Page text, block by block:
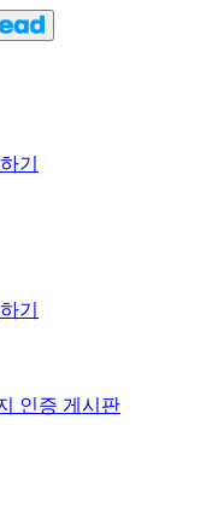
기
기
인증 게시판